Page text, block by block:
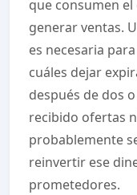
que consumen
generar ventas.
es necesaria
cuáles dejar
después de dos
recibido ofertas
probablemente
reinvertir ese
prometedores.